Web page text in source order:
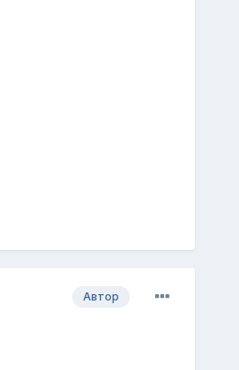
Автор